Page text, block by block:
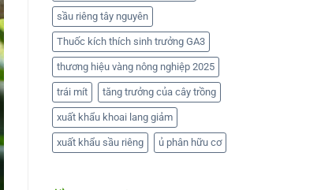
sầu riêng tây nguyên
Thuốc kích thích sinh trưởng GA3
thương hiệu vàng nông nghiệp 2025
trái mít tăng trưởng của cây trồng
xuất khẩu khoai lang giảm
xuất khẩu sầu riêng ủ phân hữu cơ